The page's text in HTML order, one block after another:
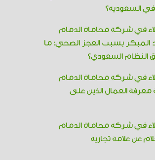
في السعودية؟
في شركة محاماة الدمام
المبكر بسبب العجز الصحي: ما
النظام السعودي؟
في شركة محاماة الدمام
معرفة العمال الذين على
في شركة محاماة الدمام
عن علامة تجارية